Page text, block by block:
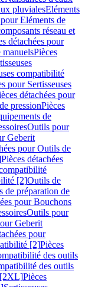
pluvialesEléments
Eléments de
réseau et
détachées pour
manuelsPièces
compatibilité
pour Sertisseuses
détachées pour
pressionPièces
de
Outils pour
Geberit
pour Outils de
Pièces détachées
[2]Outils de
de préparation de
pour Bouchons
Outils pour
Geberit
pour
[2]Pièces
des outils
des outils
[2XL]Pièces